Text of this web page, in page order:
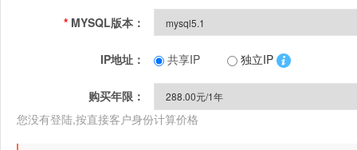
* MYSQL版本：
IP地址： 共享IP 独立IP
购买年限：
您没有登陆,按直接客户身份计算价格